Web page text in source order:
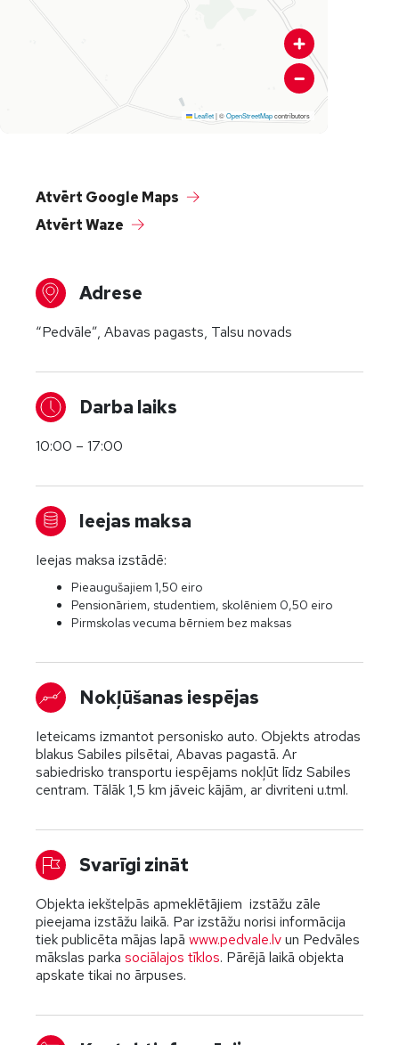
Adrese
“Pedvāle”, Abavas pagasts, Talsu novads
Darba laiks
10:00 – 17:00
Ieejas maksa
Ieejas maksa izstādē:
Pieaugušajiem 1,50 eiro
Pensionāriem, studentiem, skolēniem 0,50 eiro
Pirmskolas vecuma bērniem bez maksas
Nokļūšanas iespējas
Ieteicams izmantot personisko auto. Objekts atrodas
blakus Sabiles pilsētai, Abavas pagastā. Ar
sabiedrisko transportu iespējams nokļūt līdz Sabiles
centram. Tālāk 1,5 km jāveic kājām, ar divriteni u.tml.
Svarīgi zināt
Objekta iekštelpās apmeklētājiem izstāžu zāle
pieejama izstāžu laikā. Par izstāžu norisi informācija
tiek publicēta mājas lapā www.pedvale.lvun Pedvāles
mākslas parka sociālajos tīklos. Pārējā laikā objekta
apskate tikai no ārpuses.
Leaflet|©OpenStreetMapcontributors
Atvērt Google Maps
Atvērt Waze